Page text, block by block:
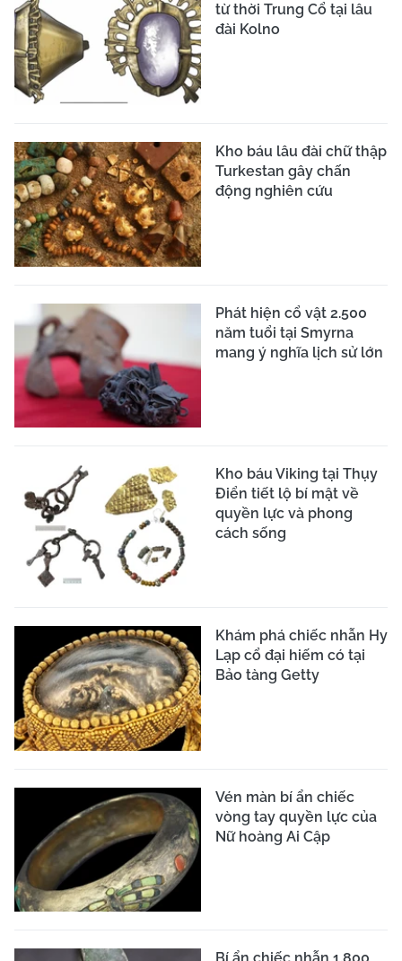
từ thời Trung Cổ tại lâu
đài Kolno
Kho báu lâu đài chữ thập
Turkestan gây chấn
động nghiên cứu
Phát hiện cổ vật 2.500
năm tuổi tại Smyrna
mang ý nghĩa lịch sử lớn
Kho báu Viking tại Thụy
Điển tiết lộ bí mật về
quyền lực và phong
cách sống
Khám phá chiếc nhẫn Hy
Lạp cổ đại hiếm có tại
Bảo tàng Getty
Vén màn bí ẩn chiếc
vòng tay quyền lực của
Nữ hoàng Ai Cập